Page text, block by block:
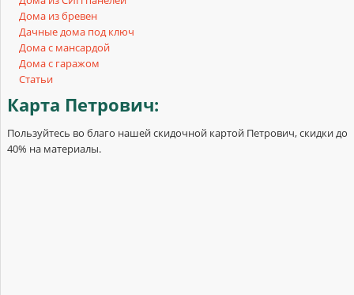
Дома из бревен
Дачные дома под ключ
Дома с мансардой
Дома с гаражом
Статьи
Карта Петрович:
Пользуйтесь во благо нашей скидочной картой Петрович, скидки до
40% на материалы.